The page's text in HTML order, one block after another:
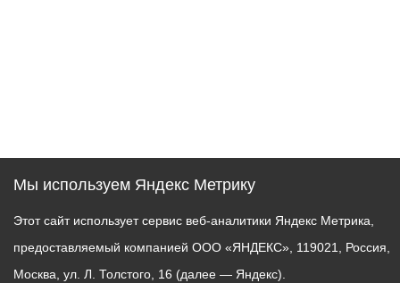
Мы используем Яндекс Метрику
Этот сайт использует сервис веб-аналитики Яндекс Метрика,
предоставляемый компанией ООО «ЯНДЕКС», 119021, Россия,
Москва, ул. Л. Толстого, 16 (далее — Яндекс).